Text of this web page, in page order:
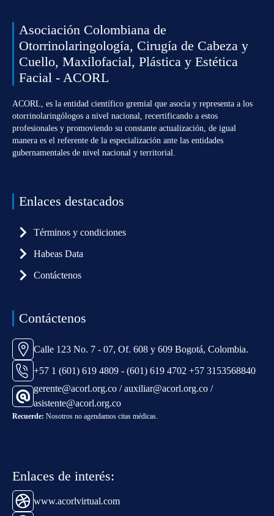
Asociación Colombiana de
Otorrinolaringología, Cirugía de Cabeza y
Cuello, Maxilofacial, Plástica y Estética
Facial - ACORL
ACORL, es la entidad científico gremial que asocia y representa a los
otorrinolaringólogos a nivel nacional, recertificando a estos
profesionales y promoviendo su constante actualización, de igual
manera es el referente de la especialización ante las entidades
gubernamentales de nivel nacional y territorial.
Enlaces destacados
Términos y condiciones
Habeas Data
Contáctenos
Contáctenos
Calle 123 No. 7 - 07, Of. 608 y 609 Bogotá, Colombia.
+57 1 (601) 619 4809 - (601) 619 4702 +57 3153568840
gerente@acorl.org.co / auxiliar@acorl.org.co /
asistente@acorl.org.co
Recuerde: Nosotros no agendamos citas médicas.
Enlaces de interés:
www.acorlvirtual.com